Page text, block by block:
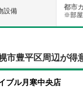
設備 都市
※部屋
市豊平区周辺が得
ブル月寒中央店